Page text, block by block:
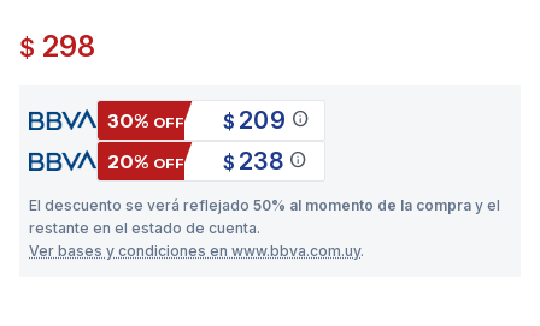
$ 298
30% OFF $ 209 info
20% OFF $ 238 info
El descuento se verá reflejado 50% al momento de la compra y el
restante en el estado de cuenta.
Ver bases y condiciones en www.bbva.com.uy.